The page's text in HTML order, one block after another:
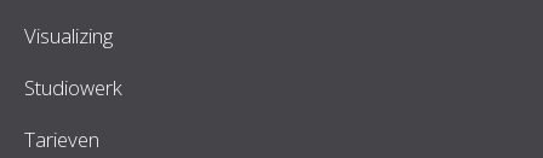
Visualizing
Studiowerk
Tarieven